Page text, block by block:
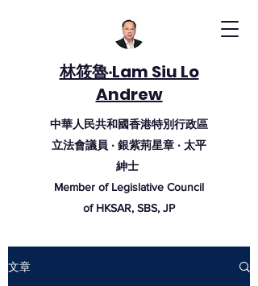
林筱魯‧Lam Siu Lo
Andrew
中華人民共和國香港特別行政區
立法會議員 ‧ 銀紫荊星章 ‧ 太平
紳士
Member of Legislative Council
of HKSAR, SBS, JP
文章